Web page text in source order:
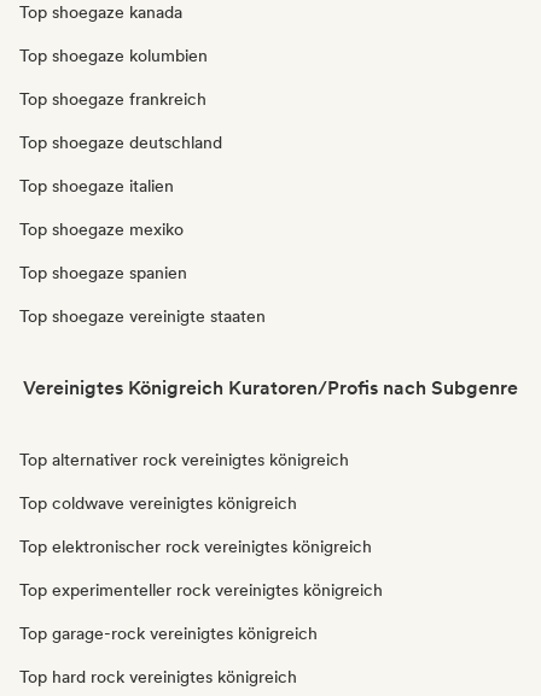
Top shoegaze kanada
Top shoegaze kolumbien
Top shoegaze frankreich
Top shoegaze deutschland
Top shoegaze italien
Top shoegaze mexiko
Top shoegaze spanien
Top shoegaze vereinigte staaten
Vereinigtes Königreich Kuratoren/Profis nach Subgenre
Top alternativer rock vereinigtes königreich
Top coldwave vereinigtes königreich
Top elektronischer rock vereinigtes königreich
Top experimenteller rock vereinigtes königreich
Top garage-rock vereinigtes königreich
Top hard rock vereinigtes königreich